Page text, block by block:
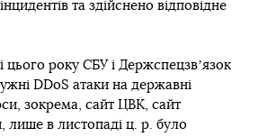
та здійснено відповідне
цього року СБУ і Держспецзвʼязок
DDoS атаки на державні
зокрема, сайт ЦВК, сайт
лише в листопаді ц. р. було